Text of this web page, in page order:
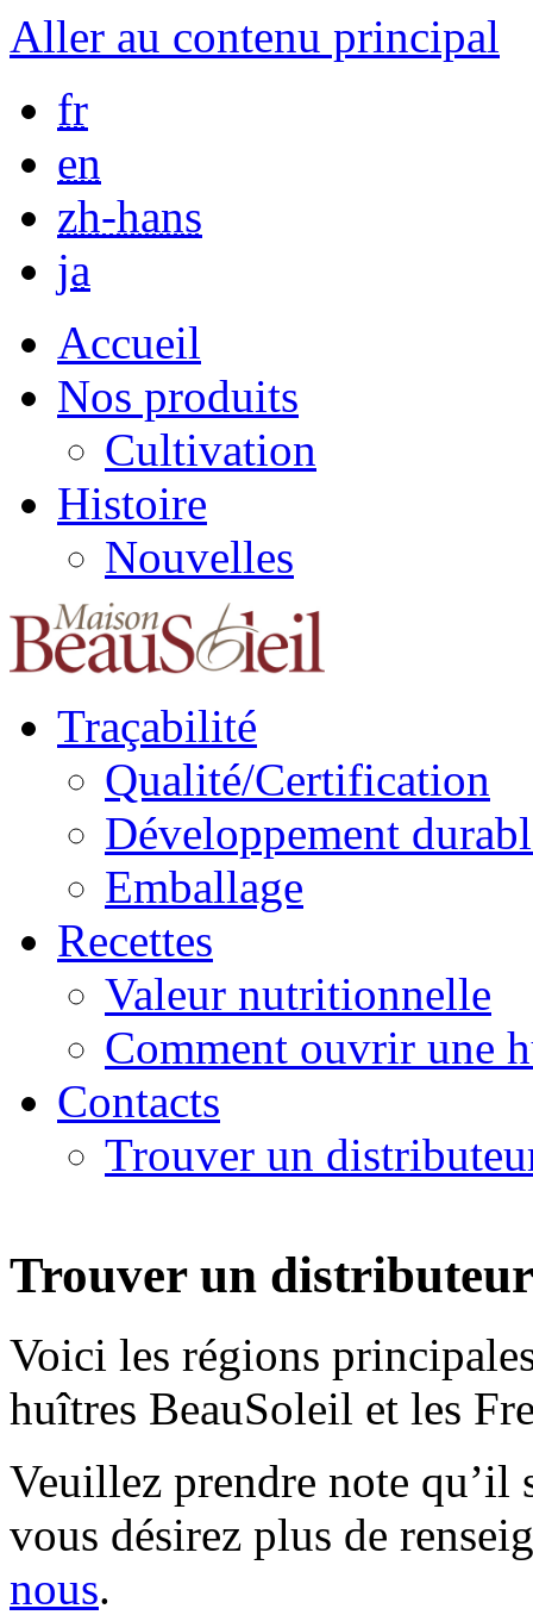
Aller au contenu principal
fr
en
zh-hans
ja
Accueil
Nos produits
Cultivation
Histoire
Nouvelles
Traçabilité
Qualité/Certification
Développement
Emballage
Recettes
Valeur nutritionnelle
Comment ouvrir une
Contacts
Trouver un
Trouver un distributeur
Voici les régions
huîtres BeauSoleil et les
Veuillez prendre note qu’il
vous désirez plus de
nous.